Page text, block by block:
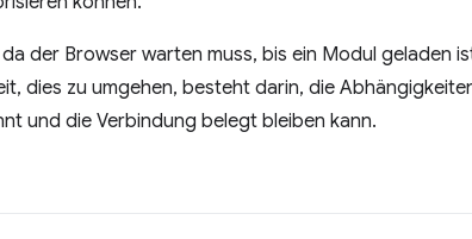
der Browser warten muss, bis ein Modul geladen
dies zu umgehen, besteht darin, die
und die Verbindung belegt bleiben kann.